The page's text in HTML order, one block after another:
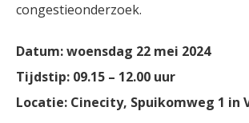
congestieonderzoek.
Datum: woensdag 22 mei 2024
Tijdstip: 09.15 – 12.00 uur
Locatie: Cinecity, Spuikomweg 1 in